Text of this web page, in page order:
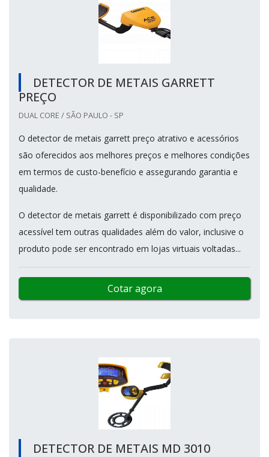
DETECTOR DE METAIS GARRETT
PREÇO
DUAL CORE / SÃO PAULO - SP
O detector de metais garrett preço atrativo e acessórios
são oferecidos aos melhores preços e melhores condições
em termos de custo-benefício e assegurando garantia e
qualidade.
O detector de metais garrett é disponibilizado com preço
acessível tem outras qualidades além do valor, inclusive o
produto pode ser encontrado em lojas virtuais voltadas...
Cotar agora
DETECTOR DE METAIS MD 3010